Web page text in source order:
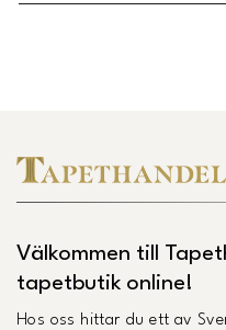
Välkommen till
tapetbutik online!
Hos oss hittar du ett av